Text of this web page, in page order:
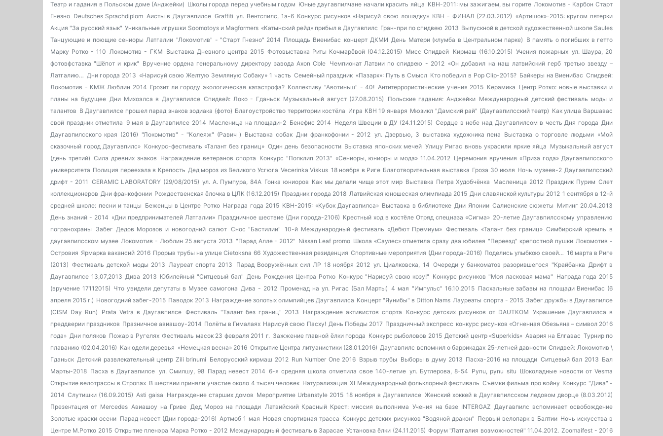
Театр и гадания в Польском доме (Анджейки) Школы города перед учебным годом Юные даугавпилчане начали красить яйца КВН-2011: мы зажигаем, вы горите Локомотив - Карбон Старт
Гнезно Deutsches Sprachdiplom Аисты в Даугавпилсе Graffiti ул. Вентспилс, 1а-6 Конкурс рисунков «Нарисуй свою лошадку» КВН - ФИНАЛ (22.03.2012) «Артишок»-2015: кругом пятерки
Акция "За русский язык" Уникальные игрушки Soomotoys и Magformers «Катынский рейд» прибыл в Даугавпилс Гран-при по спидвею 2013 Выпускной в детской художественной школе Saules
Танцующие и поющие сениоры Латгалии "Локомотив" - "Старт Гнезно" 2014 Площадь Виенибас концерт ДКМИ День Матери (клумба в Центральном парке) В память о погибших в гетто
Марку Ротко - 110 Локомотив - ГКМ Выставка Дневного центра 2015 Фотовыставка Риты Кочмарёвой (04.12.2015) Мисс Спидвей Кирмаш (16.10.2015) Учения пожарных ул. Шаура, 20
фотовфставка "Шёпот и крик" Вручение ордена генеральному директору завода Axon Cble Чемпионат Латвии по спидвею - 2012 «Он добавил на наш латвийский герб третью звезду –
Латгалию… Дни города 2013 «Нарисуй свою Желтую Земляную Собаку» 1 часть Семейный праздник «Пазарх»: Путь в Смысл Кто победил в Pop Clip-2015? Байкеры на Виенибас Спидвей:
Локомотив - КМЖ Люблин 2014 Грозит ли городу экологическая катастрофа? Коллективу "Авотиньш" - 40! Антитеррористические учения 2015 Керамика Центр Ротко: новые выставки и
планы на будущее Дни Михоэлса в Даугавпилсе Спидвей: Локо - Гданьск Музыкальный август (27.08.2015) Польские гадания: Анджейки Международный детский фестиваль моды и
талантов В Даугавпилсе прошел парад знаков зодиака (фото) Благоустройство территории костёла Игра КВН 19 января Мюзикл "Дамский рай" (Даугавпилсский театр) Как улица Варшавас
свой праздник отметила 9 мая в Даугавпилсе 2014 Масленица на площади-2 Бенефис 2014 Неделя Швеции в ДУ (24.11.2015) Сердце в небе над Даугавпилсом в честь Дня города Дни
Даугавпилсского края (2016) "Локомотив" - "Колеяж" (Равич ) Выставка собак Дни франкофонии - 2012 ул. Дзервью, 3 выставка художника пена Выставка о торговле людьми «Мой
сказочный город Даугавпилс» Конкурс-фестиваль «Талант без границ» Один день безопасности Выставка японских мечей Улицу Ригас вновь украсили яркие яйца Музыкальный август
(день третий) Сила древних знаков Награждение ветеранов спорта Конкурс "Попклип 2013" «Сениоры, юниоры и мода» 11.04.2012 Церемония вручения «Приза года» Даугавпилсского
университета Полиция переехала в Крепость Дед мороз из Великого Усгюга Vecerinka Viskus 18 ноября в Риге Благотворительная выставка Гроза 30 июля Ночь музеев-2 Даугавпилсский
дрифт - 2011 CERAMIC LABORATORY (29/08/2015) ул. А. Пумпура, 84А Гонка юниоров Как мы делали чище этот мир Выставка Петра Худобчёнка Масленица 2012 Праздник Пурим Слет
коллекционеров Дни франкофонии Рождественская ёлочка в ЦЛК (16.12.2015) Праздник города 2018 Латвийская юношеская олимпиада 2015 Дни славянской культуры 2012 1 сентября в 12-й
средней школе: песни и танцы Беженцы в Центре Ротко Награда года 2015 КВН-2015: «Кубок Даугавпилса» Выставка в библиотеке Дни Японии Салиенские сюжеты Митинг 20.04.2013
День знаний - 2014 «Дни предпринимателей Латгалии» Праздничное шествие (Дни города-2106) Крестный ход в костёле Отряд спецназа «Сигма» 20-летие Даугавпилсскому управлению
погранохраны
Забег Дедов Морозов и новогодний салют Снос "Бастилии" 10-й Международный фестиваль «Дебют Премиум» Фестиваль «Талант без границ» Симбирский кремль в
даугавпилсском музее Локомотив - Люблин 25 августа 2013 "Парад Алле - 2012" Nissan Leaf promo Школа «Саулес» отметила сразу два юбилея "Переезд" крепостной пушки Локомотив -
Островия Ярмарка вакансий 2016 Прорыв трубы на улице Cietoksna 66 Художественная резиденция Спортивные мероприятия (Дни города-2016) Поделись улыбкою своей… 16 марта в Риге
(2013) Фестиваль детской моды 2013 Лауреат спорта 2013 Парад Вооружённых сил ЛР 18 ноября 2012 ул. Циалковска, 14 Очереди у банкоматов разорившегося "Крайбанка Дрифт в
Даугавпилсе 13,07,2013 Дива 2013 Юбилейный "Ситцевый бал" День Рождения Центра Ротко Конкурс "Нарисуй свою козу!" Конкурс рисунков "Моя ласковая мама" Награда года 2015
(вручение 17112015) Что увидели депутаты в Музее самогона Дива - 2012 Променад на ул. Ригас (Бал Марты) 4 мая "Импульс" 16.10.2015 Пасхальные забавы на площади Виенибас (6
апреля 2015 г.) Новогодний забег-2015 Паводок 2013 Награждение золотых олимпийцев Даугавпилса Концерт "Яунибы" в Ditton Nams Лауреаты спорта - 2015 Забег дружбы в Даугавпилсе
(CISM Day Run)
Prata Vetra в Даугавпилсе Фестиваль "Талант без границ" 2013 Награждение активистов спорта Конкурс детских рисунков от DAUTKOM Украшение Даугавпилса в
преддверии праздников Празничное авиашоу-2014 Полёты в Гималаях Нарисуй свою Пасху! День Победы 2017 Праздничный экспресс конкурс рисунков «Огненная Обезьяна – символ 2016
года» Дни поляков Пожар в Ругелях Фестиваль масок 23 февраля 2011 г. Зажжение главной ёлки города Конкурс рыболовов 2015 Детский центр «Superkids» Авария на Елгавас Турнир по
плаванию (02.04.2016) Как одели деревья «Немецкая весна» 2016 Открытие Центра литуанистики (28.01.2016) Даугавпилс вспомнил о баррикадах 25-летней давности Спидвей: Локомотив \
Гданьск Детский развлекательный центр Zili brinumi Белорусский кирмаш 2012 Run Number One 2016 Взрыв трубы Выборы в думу 2013 Пасха-2016 на площади Ситцевый бал 2013 Бал
Марты-2018 Пасха в Даугавпилсе ул. Смилшу, 98 Парад невест 2014 6-я средняя школа отметила свое 140-летие ул. Бутлерова, 8-54 Pynu, pynu situ Шоколадные новости от Vesma
Открытие велотрассы в Стропах В шествии приняли участие около 4 тысяч человек Натурализация XI Международный фольклорный фестиваль Съёмки фильма про войну Конкурс "Дива" -
2014 Слутишки (16.09.2015) Asti gaisa Награждение старших домов Мероприятие Urbanstyle 2015 18 ноября в Даугавпилсе Женский хоккей в Даугавпилсском ледовом дворце (8.03.2012)
Презентация от Mercedes Авиашоу на Гриве Дед Мороз на площади Латвийский Красный Крест: миссия выполнима Учения на базе INTERGAZ Даугавпилс вспоминает освобождение
Золотые краски осени Парад невест (Дни города-2016) Артмоб 1 мая Новая спортивная трасса Конкурс детских рисунков "Водяной дракон" Первый велопарк в Балтии Ночь искусства в
Центре М.Ротко 2015 Открытие пленэра Марка Ротко - 2012 Международный фестиваль в Зарасае Установка ёлки (24.11.2015) Форум "Латгалия возможностей" 11.04.2012. Zoomaifest - 2016